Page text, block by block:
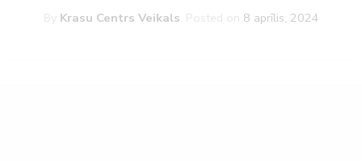
By Krasu Centrs Veikals Posted on 8 aprīlis, 2024